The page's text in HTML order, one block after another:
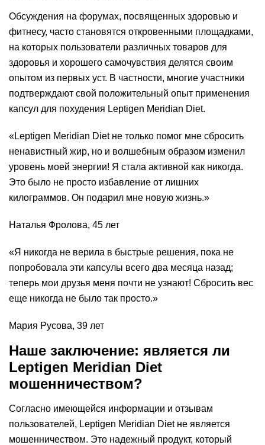
Обсуждения на форумах, посвященных здоровью и
фитнесу, часто становятся откровенными площадками,
на которых пользователи различных товаров для
здоровья и хорошего самочувствия делятся своим
опытом из первых уст. В частности, многие участники
подтверждают свой положительный опыт применения
капсул для похудения Leptigen Meridian Diеt.
«Leptigen Meridian Diеt не только помог мне сбросить
ненавистный жир, но и волшебным образом изменил
уровень моей энергии! Я стала активной как никогда.
Это было не просто избавление от лишних
килограммов. Он подарил мне новую жизнь.»
Наталья Фролова, 45 лет
«Я никогда не верила в быстрые решения, пока не
попробовала эти капсулы всего два месяца назад;
теперь мои друзья меня почти не узнают! Сбросить вес
еще никогда не было так просто.»
Мария Русова, 39 лет
Наше заключение: является ли
Leptigen Meridian Diеt
мошенничеством?
Согласно имеющейся информации и отзывам
пользователей, Leptigen Meridian Diеt не является
мошенничеством. Это надежный продукт, который